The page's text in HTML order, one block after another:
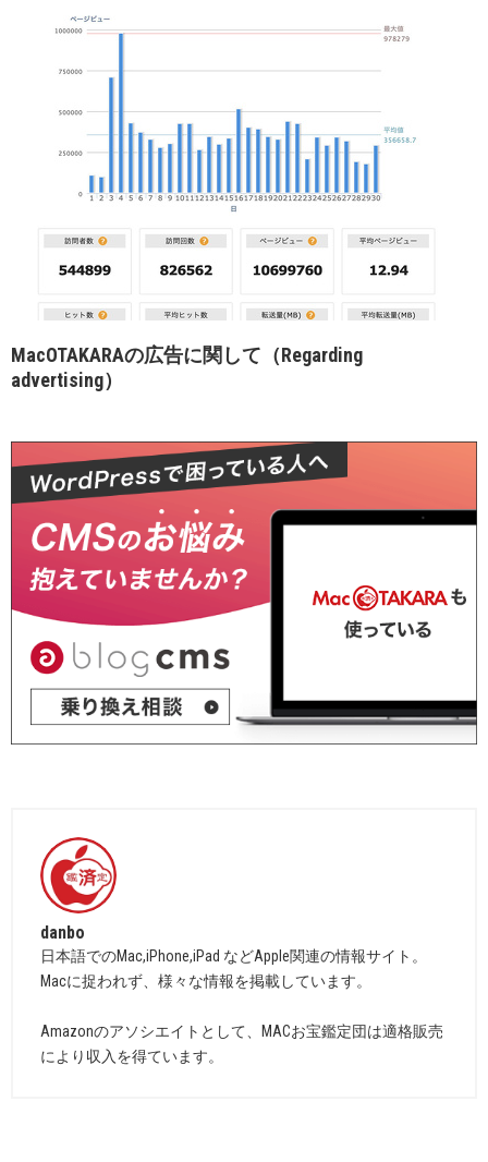
MacOTAKARAの広告に関して（Regarding
advertising）
danbo
日本語でのMac,iPhone,iPad などApple関連の情報サイト。
Macに捉われず、様々な情報を掲載しています。
Amazonのアソシエイトとして、MACお宝鑑定団は適格販売
により収入を得ています。